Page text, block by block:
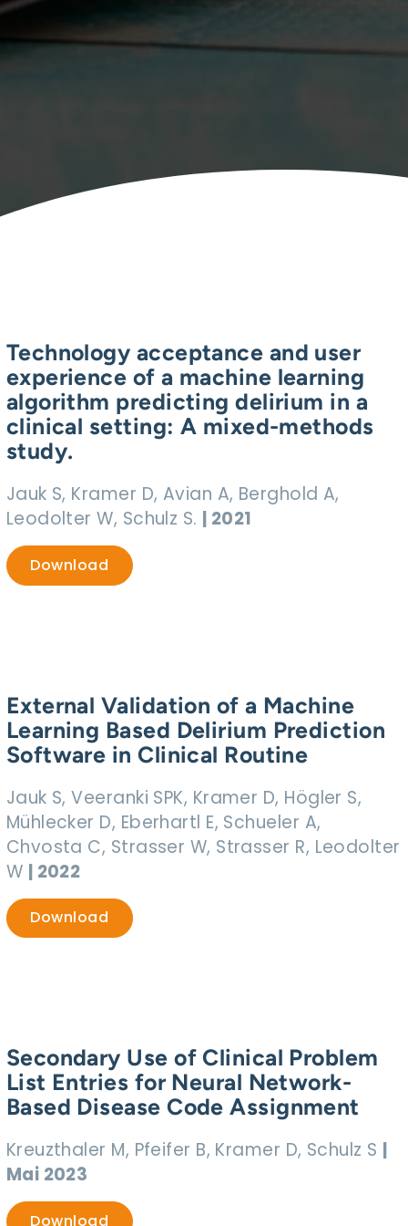
Technology acceptance and user
experience of a machine learning
algorithm predicting delirium in a
clinical setting: A mixed-methods
study.
Jauk S, Kramer D, Avian A, Berghold A,
Leodolter W, Schulz S. | 2021
Download
External Validation of a Machine
Learning Based Delirium Prediction
Software in Clinical Routine
Jauk S, Veeranki SPK, Kramer D, Högler S,
Mühlecker D, Eberhartl E, Schueler A,
Chvosta C, Strasser W, Strasser R, Leodolter
W | 2022
Download
Secondary Use of Clinical Problem
List Entries for Neural Network-
Based Disease Code Assignment
Kreuzthaler M, Pfeifer B, Kramer D, Schulz S |
Mai 2023
Download